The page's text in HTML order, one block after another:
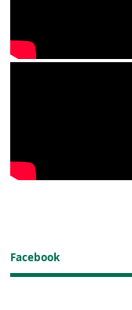
Facebook